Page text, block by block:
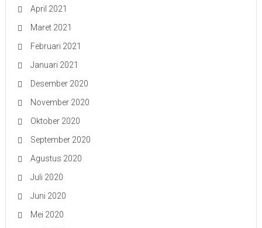
April 2021
Maret 2021
Februari 2021
Januari 2021
Desember 2020
November 2020
Oktober 2020
September 2020
Agustus 2020
Juli 2020
Juni 2020
Mei 2020